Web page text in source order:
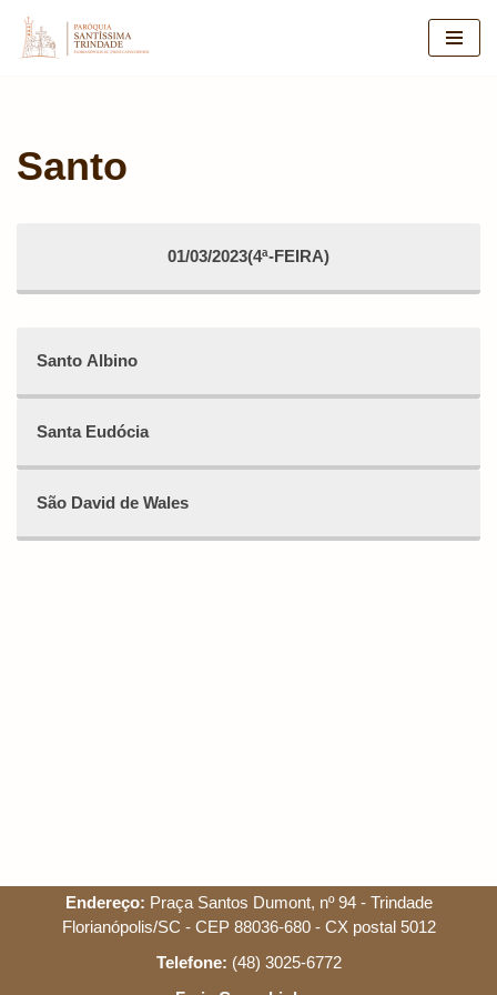
Pular
Santo
Santo Albino
Santa Eudócia
São David de Wales
01/03/2023(4ª-FEIRA)
Endereço: Praça Santos Dumont, nº 94 - Trindade
Florianópolis/SC - CEP 88036-680 - CX postal 5012
Telefone: (48) 3025-6772